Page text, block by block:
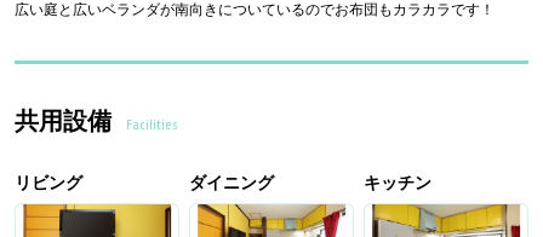
広い庭と広いベランダが南向きについているのでお布団もカラカラです！
共用設備 Facilities
リビング ダイニング キッチン